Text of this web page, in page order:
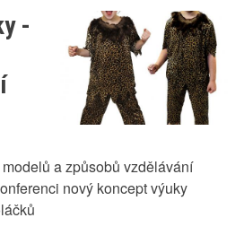
-
a způsobů vzdělávání
nový koncept výuky